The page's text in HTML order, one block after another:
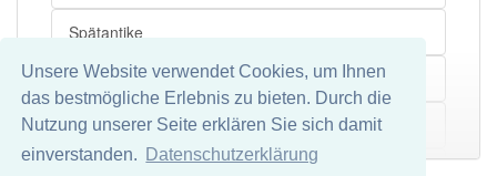
Unsere Website verwendet Cookies, um Ihnen
das bestmögliche Erlebnis zu bieten. Durch die
Nutzung unserer Seite erklären Sie sich damit
einverstanden.
Datenschutzerklärung
Spätantike
Kooperation
Demotistik Mehr